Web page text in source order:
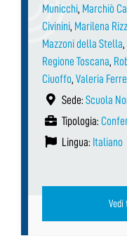
Municchi, Marchiò
Civinini, Marilena
Mazzoni della Stella,
Regione Toscana,
Ciuoffo, Valeria
Sede: Scuola
Tipologia:
Lingua: Italiano